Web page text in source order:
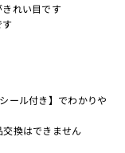
れい目です
ール付き】でわかりや
換はできません